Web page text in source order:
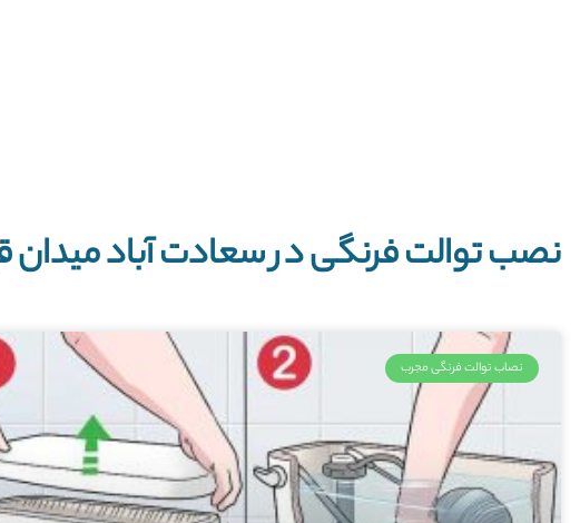
نصب توالت فرنگی در سعادت آباد میدان
نصاب توالت فرنگی مجرب